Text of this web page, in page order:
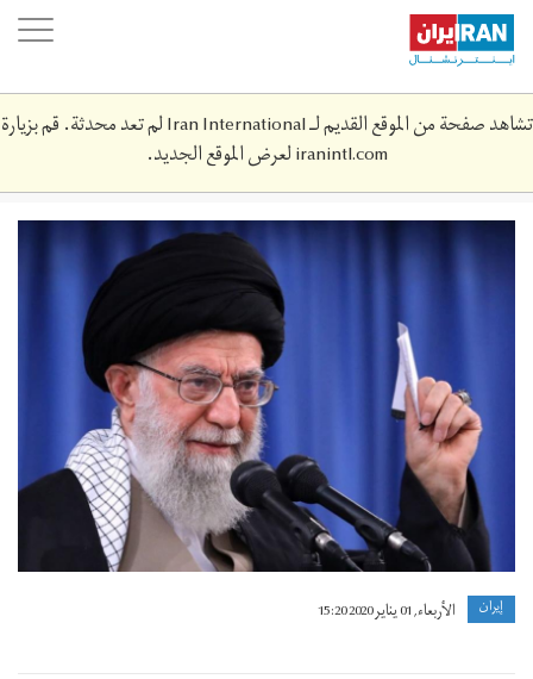
Skip
main
content
تشاهد صفحة من الموقع القديم لـ Iran International لم تعد محدثة. قم بزيارة
iranintl.comلعرض الموقع الجديد.
156861700.jpg
إيران الأربعاء, 01 يناير 2020 15:20